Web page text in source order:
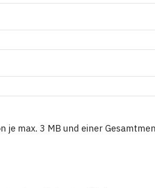
je max. 3 MB und einer